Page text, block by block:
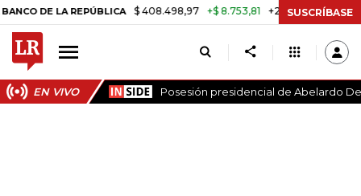
REPÚBLICA $ 408.498,97 +$ 8.753,81 +2,19% TASA DE USURA
SUSCRÍBASE
EN VIVO Posesión presidencial de Abelardo